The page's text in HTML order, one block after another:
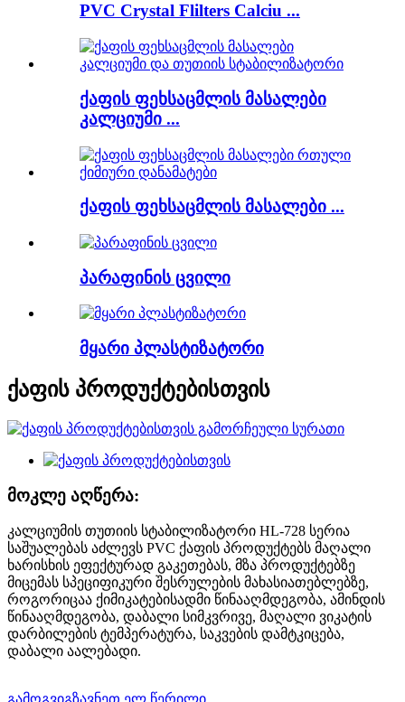
PVC Crystal Flilters Calciu ...
ქაფის ფეხსაცმლის მასალები
კალციუმი ...
ქაფის ფეხსაცმლის მასალები ...
პარაფინის ცვილი
მყარი პლასტიზატორი
ქაფის პროდუქტებისთვის
მოკლე აღწერა:
კალციუმის თუთიის სტაბილიზატორი HL-728 სერია
საშუალებას აძლევს PVC ქაფის პროდუქტებს მაღალი
ხარისხის ეფექტურად გაკეთებას, მზა პროდუქტებზე
მიცემას სპეციფიკური შესრულების მახასიათებლებზე,
როგორიცაა ქიმიკატებისადმი წინააღმდეგობა, ამინდის
წინააღმდეგობა, დაბალი სიმკვრივე, მაღალი ვიკატის
დარბილების ტემპერატურა, საკვების დამტკიცება,
დაბალი აალებადი.